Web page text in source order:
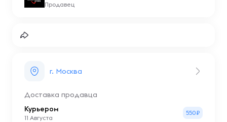
Продавец
г. Москва
Доставка продавца
Курьером
11 Августа
550₽